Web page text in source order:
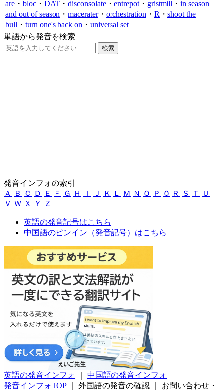
are ・ bloc ・ DAT ・ disconsolate ・ entrepot ・ gristmill ・ in season
and out of season ・ macerater・ orchestration ・ R ・ shoot the
bull ・ turn one's back on ・ universal set
単語から発音を検索
発音インフォの索引
Ａ
Ｂ Ｃ Ｄ Ｅ Ｆ Ｇ Ｈ Ｉ Ｊ Ｋ Ｌ Ｍ Ｎ Ｏ Ｐ Ｑ Ｒ Ｓ Ｔ
Ｕ
Ｖ Ｗ Ｘ Ｙ Ｚ
英語の発音記号はこちら
中国語のピンイン（発音記号）はこちら
英語の発音インフォ
中国語の発音インフォ
発音インフォTOP
外国語の発音の確認 お問い合わせ・